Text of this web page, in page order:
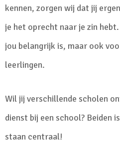
kennen, zorgen wij dat jij
je het oprecht naar je zin
jou belangrijk is, maar ook
leerlingen.
Wil jij verschillende scholen
dienst bij een school? Beiden
staan centraal!